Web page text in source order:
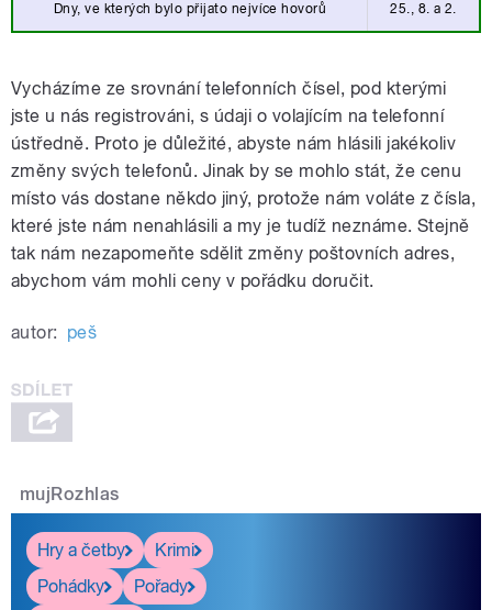
Dny, ve kterých bylo přijato nejvíce hovorů 25., 8. a 2.
Vycházíme ze srovnání telefonních čísel, pod kterými
jste u nás registrováni, s údaji o volajícím na telefonní
ústředně. Proto je důležité, abyste nám hlásili jakékoliv
změny svých telefonů. Jinak by se mohlo stát, že cenu
místo vás dostane někdo jiný, protože nám voláte z čísla,
které jste nám nenahlásili a my je tudíž neznáme. Stejně
tak nám nezapomeňte sdělit změny poštovních adres,
abychom vám mohli ceny v pořádku doručit.
autor: peš
mujRozhlas
Hry a četby
Krimi
Pohádky
Pořady